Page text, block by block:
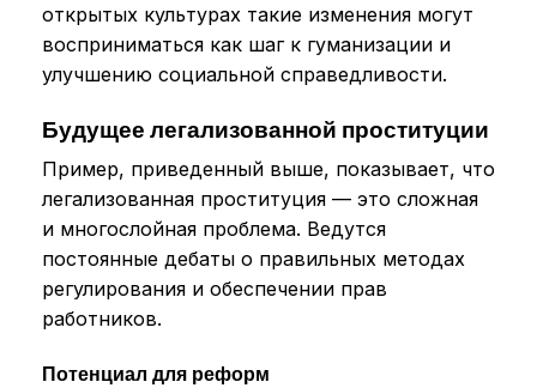
открытых культурах такие изменения могут
восприниматься как шаг к гуманизации и
улучшению социальной справедливости.
Будущее легализованной проституции
Пример, приведенный выше, показывает, что
легализованная проституция — это сложная
и многослойная проблема. Ведутся
постоянные дебаты о правильных методах
регулирования и обеспечении прав
работников.
Потенциал для реформ